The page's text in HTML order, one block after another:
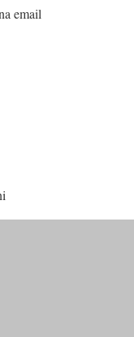
email